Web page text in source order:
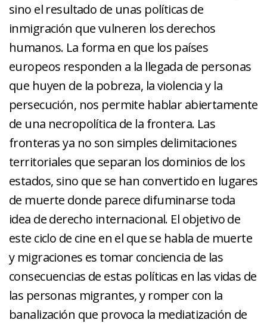
sino el resultado de unas políticas de
inmigración que vulneren los derechos
humanos. La forma en que los países
europeos responden a la llegada de personas
que huyen de la pobreza, la violencia y la
persecución, nos permite hablar abiertamente
de una necropolítica de la frontera. Las
fronteras ya no son simples delimitaciones
territoriales que separan los dominios de los
estados, sino que se han convertido en lugares
de muerte donde parece difuminarse toda
idea de derecho internacional. El objetivo de
este ciclo de cine en el que se habla de muerte
y migraciones es tomar conciencia de las
consecuencias de estas políticas en las vidas de
las personas migrantes, y romper con la
banalización que provoca la mediatización de